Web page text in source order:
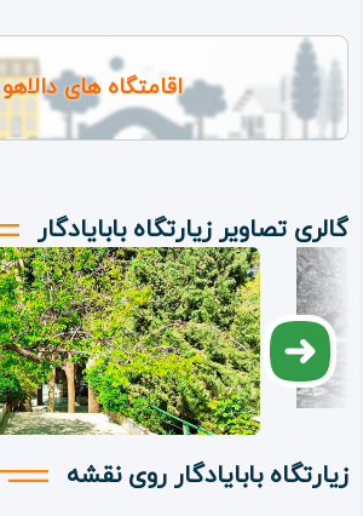
اقامتگاه های دالاهو
گالری تصاویر زیارتگاه بابایادگار
زیارتگاه بابایادگار روی نقشه